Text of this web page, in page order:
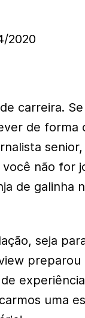
2020
carreira.
de forma
não for
de galinha
seja
preparou
uma